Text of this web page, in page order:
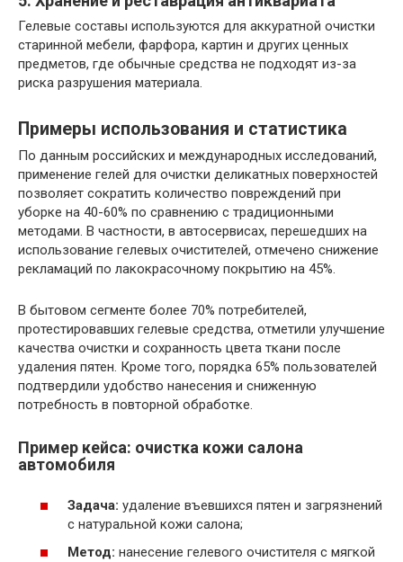
Гелевые составы используются для аккуратной очистки
старинной мебели, фарфора, картин и других ценных
предметов, где обычные средства не подходят из-за
риска разрушения материала.
Примеры использования и статистика
По данным российских и международных исследований,
применение гелей для очистки деликатных поверхностей
позволяет сократить количество повреждений при
уборке на 40-60% по сравнению с традиционными
методами. В частности, в автосервисах, перешедших на
использование гелевых очистителей, отмечено снижение
рекламаций по лакокрасочному покрытию на 45%.
В бытовом сегменте более 70% потребителей,
протестировавших гелевые средства, отметили улучшение
качества очистки и сохранность цвета ткани после
удаления пятен. Кроме того, порядка 65% пользователей
подтвердили удобство нанесения и сниженную
потребность в повторной обработке.
Пример кейса: очистка кожи салона
автомобиля
Задача: удаление въевшихся пятен и загрязнений
с натуральной кожи салона;
Метод: нанесение гелевого очистителя с мягкой